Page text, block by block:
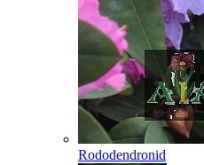
Rododendronid